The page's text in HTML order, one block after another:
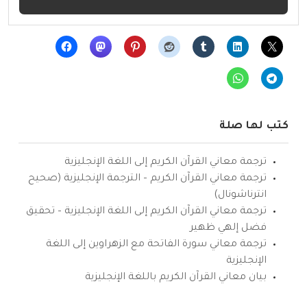
كتب لها صلة
ترجمة معاني القرآن الكريم إلى اللغة الإنجليزية
ترجمة معاني القرآن الكريم – الترجمة الإنجليزية (صحيح
انترناشونال)
ترجمة معاني القرآن الكريم إلى اللغة الإنجليزية – تحقيق
فضل إلهي ظهير
ترجمة معاني سورة الفاتحة مع الزهراوين إلى اللغة
الإنجليزية
بيان معاني القرآن الكريم باللغة الإنجليزية